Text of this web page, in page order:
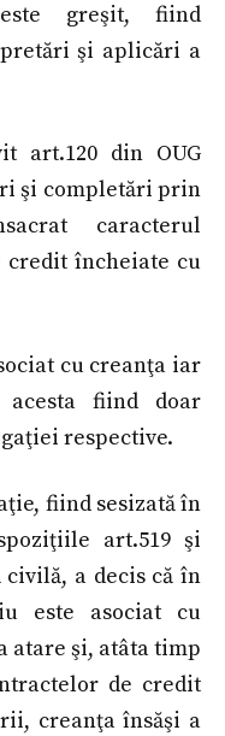
greşit, fiind
şi aplicări a
art.120 din OUG
şi completări prin
caracterul
credit încheiate cu
cu creanţa iar
fiind doar
respective.
fiind sesizată în
art.519 şi
a decis că în
este asociat cu
atare şi, atâta timp
de credit
creanţa însăşi a